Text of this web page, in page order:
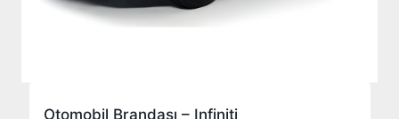
Otomobil Brandası – Infiniti